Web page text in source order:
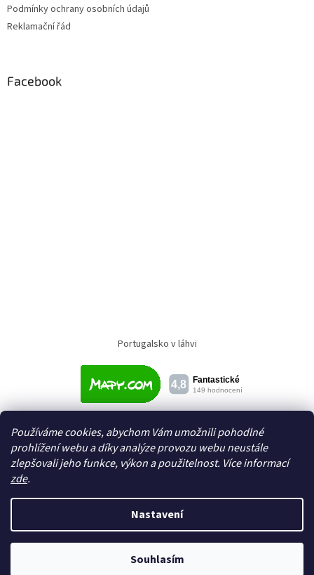
Používáme cookies, abychom Vám umožnili pohodlné
prohlížení webu a díky analýze provozu webu neustále
zlepšovali jeho funkce, výkon a použitelnost. Více informací
zde.
Nastavení
Souhlasím
Podmínky ochrany osobních údajů
Reklamační řád
Facebook
Portugalsko v láhvi
Copyright 2026Textil a galanterie Domeček. Všechna práva
Upravit nastavení cookies